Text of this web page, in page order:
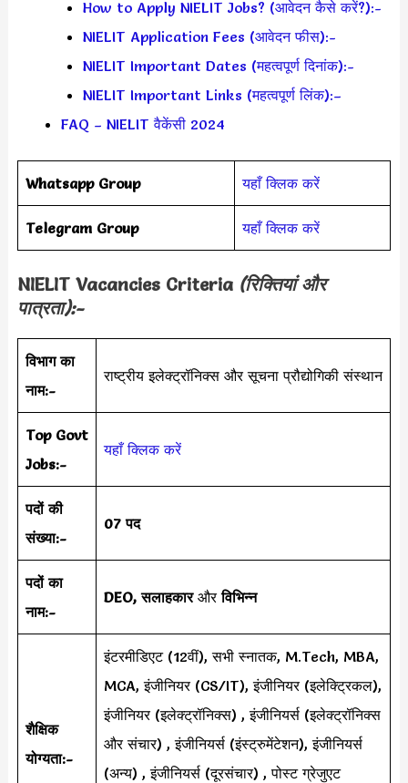
How to Apply NIELIT Jobs? (आवेदन कैसे करें?):-
NIELIT Application Fees (आवेदन फीस):-
NIELIT Important Dates (महत्वपूर्ण दिनांक):-
NIELIT Important Links (महत्वपूर्ण लिंक):–
FAQ – NIELIT वैकेंसी 2024
Whatsapp Group यहाँ क्लिक करें
Telegram Group यहाँ क्लिक करें
NIELIT Vacancies Criteria (रिक्तियां और
पात्रता):-
विभाग का
नाम:-
राष्ट्रीय इलेक्ट्रॉनिक्स और सूचना प्रौद्योगिकी संस्थान
Top Govt
Jobs:-
यहाँ क्लिक करें
पदों की
संख्या:-
07 पद
पदों का
नाम:-
DEO, सलाहकारऔरविभिन्न
शैक्षिक
योग्यता:-
इंटरमीडिएट (12वीं), सभी स्नातक, M.Tech, MBA,
MCA, इंजीनियर (CS/IT), इंजीनियर (इलेक्ट्रिकल),
इंजीनियर (इलेक्ट्रॉनिक्स) , इंजीनियर्स (इलेक्ट्रॉनिक्स
और संचार) , इंजीनियर्स (इंस्ट्रुमेंटेशन), इंजीनियर्स
(अन्य) , इंजीनियर्स (दूरसंचार) , पोस्ट ग्रेजुएट